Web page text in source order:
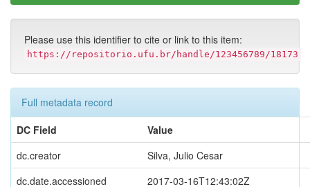
Please use this identifier to cite or link to this item:
https://repositorio.ufu.br/handle/123456789/18173
Full metadata record
DC Field
Value
dc.creator
Silva, Julio Cesar
dc.date.accessioned
2017-03-16T12:43:02Z